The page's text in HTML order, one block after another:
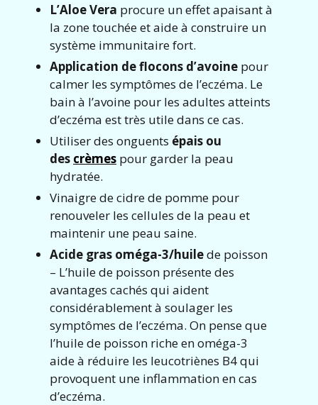
L’Aloe Vera procure un effet apaisant à
la zone touchée et aide à construire un
système immunitaire fort.
Application de flocons d’avoine pour
calmer les symptômes de l’eczéma. Le
bain à l’avoine pour les adultes atteints
d’eczéma est très utile dans ce cas.
Utiliser des onguents épais ou
des crèmes pour garder la peau
hydratée.
Vinaigre de cidre de pomme pour
renouveler les cellules de la peau et
maintenir une peau saine.
Acide gras oméga-3/huilede poisson
– L’huile de poisson présente des
avantages cachés qui aident
considérablement à soulager les
symptômes de l’eczéma. On pense que
l’huile de poisson riche en oméga-3
aide à réduire les leucotriènes B4 qui
provoquent une inflammation en cas
d’eczéma.